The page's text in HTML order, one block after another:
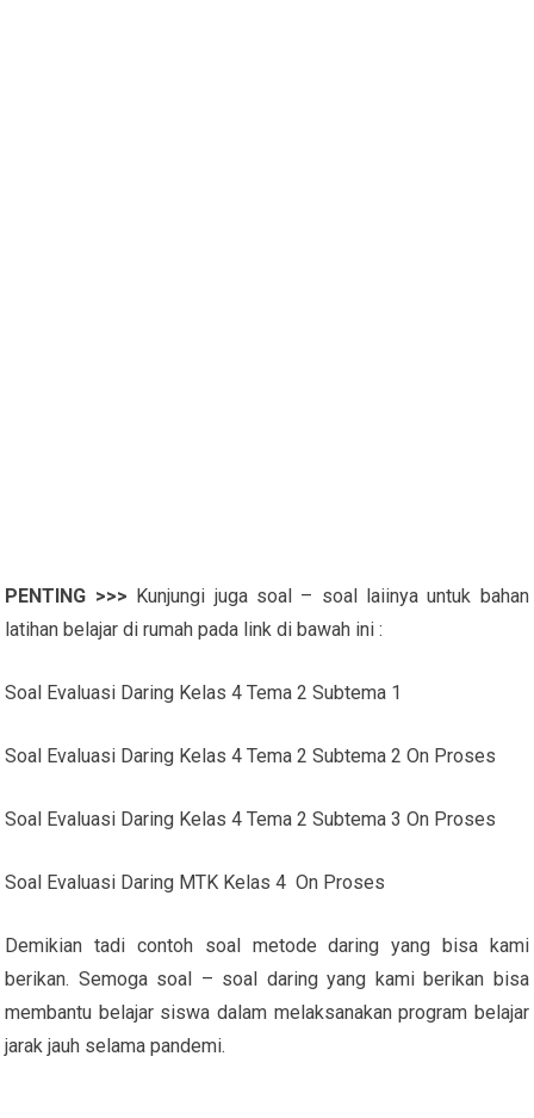
PENTING >>> Kunjungi juga soal – soal laiinya untuk bahan
latihan belajar di rumah pada link di bawah ini :
Soal Evaluasi Daring Kelas 4 Tema 2 Subtema 1
Soal Evaluasi Daring Kelas 4 Tema 2 Subtema 2 On Proses
Soal Evaluasi Daring Kelas 4 Tema 2 Subtema 3 On Proses
Soal Evaluasi Daring MTK Kelas 4 On Proses
Demikian tadi contoh soal metode daring yang bisa kami
berikan. Semoga soal – soal daring yang kami berikan bisa
membantu belajar siswa dalam melaksanakan program belajar
jarak jauh selama pandemi.